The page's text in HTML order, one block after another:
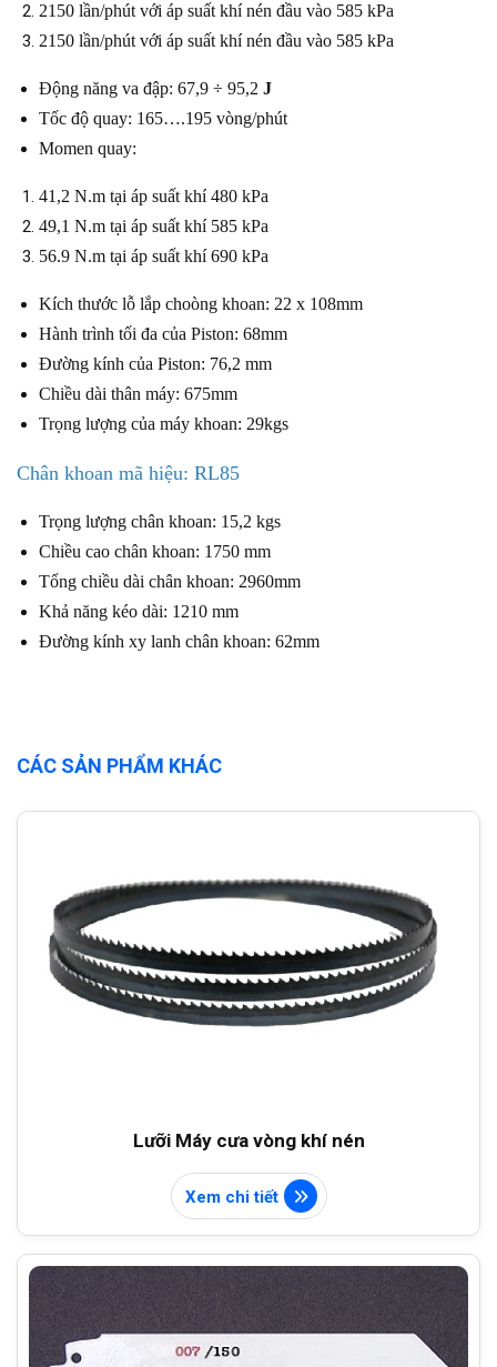
2150 lần/phút với áp suất khí nén đầu vào 585 kPa
2150 lần/phút với áp suất khí nén đầu vào 585 kPa
Động năng va đập: 67,9 ÷ 95,2 J
Tốc độ quay: 165….195 vòng/phút
Momen quay:
41,2 N.m tại áp suất khí 480 kPa
49,1 N.m tại áp suất khí 585 kPa
56.9 N.m tại áp suất khí 690 kPa
Kích thước lỗ lắp choòng khoan: 22 x 108mm
Hành trình tối đa của Piston: 68mm
Đường kính của Piston: 76,2 mm
Chiều dài thân máy: 675mm
Trọng lượng của máy khoan: 29kgs
Chân khoan mã hiệu: RL85
Trọng lượng chân khoan: 15,2 kgs
Chiều cao chân khoan: 1750 mm
Tổng chiều dài chân khoan: 2960mm
Khả năng kéo dài: 1210 mm
Đường kính xy lanh chân khoan: 62mm
CÁC SẢN PHẨM KHÁC
Lưỡi Máy cưa vòng khí nén
Xem chi tiết